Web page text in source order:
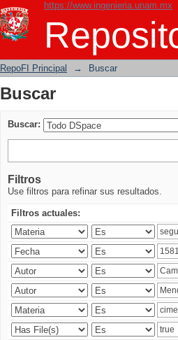
https://www.ingenieria.unam.mx
Buscar
RepoFI Principal → Buscar
Buscar
Buscar:
Filtros
Use filtros para refinar sus resultados.
Filtros actuales: